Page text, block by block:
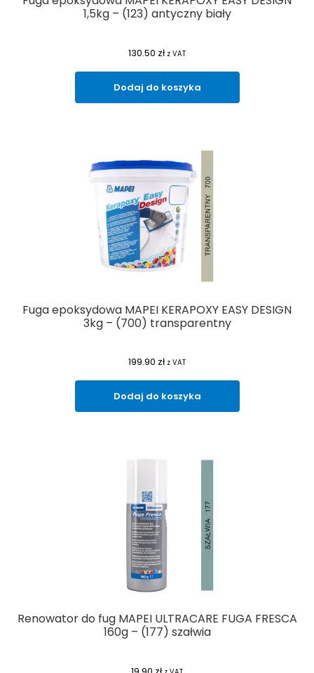
1,5kg – (123) antyczny biały
130.50 zł z VAT
Dodaj do koszyka
Fuga epoksydowa MAPEI KERAPOXY EASY DESIGN
3kg – (700) transparentny
199.90 zł z VAT
Dodaj do koszyka
Renowator do fug MAPEI ULTRACARE FUGA FRESCA
160g – (177) szałwia